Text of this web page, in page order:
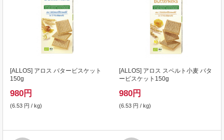
[ALLOS] アロス バタービスケット
150g
980円
(6.53 円 / kg)
[ALLOS] アロス スペルト小麦 バタ
ービスケット150g
980円
(6.53 円 / kg)